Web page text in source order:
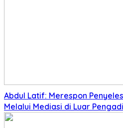
Abdul Latif: Merespon
Melalui Mediasi di Luar